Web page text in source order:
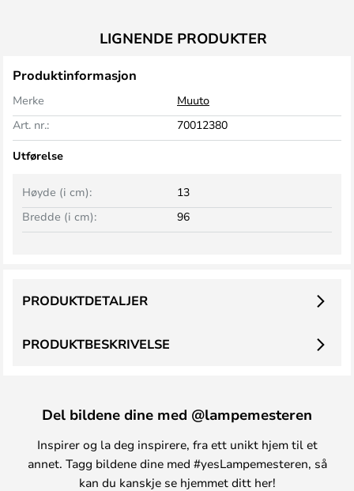
LIGNENDE PRODUKTER
Produktinformasjon
Merke
Muuto
Art. nr.:
70012380
Utførelse
Bredde (i cm): 96
Høyde (i cm): 13
PRODUKTBESKRIVELSE
PRODUKTDETALJER
Del bildene dine med @lampemesteren
Inspirer og la deg inspirere, fra ett unikt hjem til et
annet. Tagg bildene dine med #yesLampemesteren, så
kan du kanskje se hjemmet ditt her!